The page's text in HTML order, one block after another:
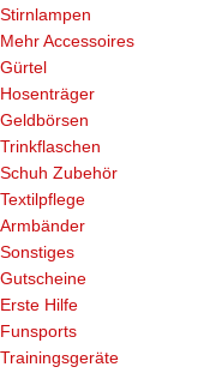
Stirnlampen
Mehr Accessoires
Gürtel
Hosenträger
Geldbörsen
Trinkflaschen
Schuh Zubehör
Textilpflege
Armbänder
Sonstiges
Gutscheine
Erste Hilfe
Funsports
Trainingsgeräte